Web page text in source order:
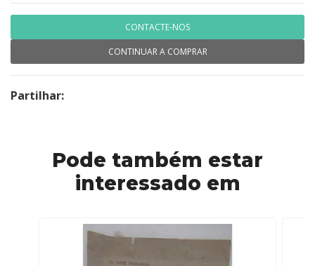
CONTACTE-NOS
CONTINUAR A COMPRAR
Partilhar:
Pode também estar
interessado em